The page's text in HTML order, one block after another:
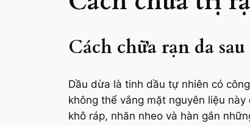
Cách chữa rạn da
Dầu dừa là tinh dầu tự nhiên có
không thể vắng mặt nguyên liệu
khô ráp, nhăn nheo và hàn gắn